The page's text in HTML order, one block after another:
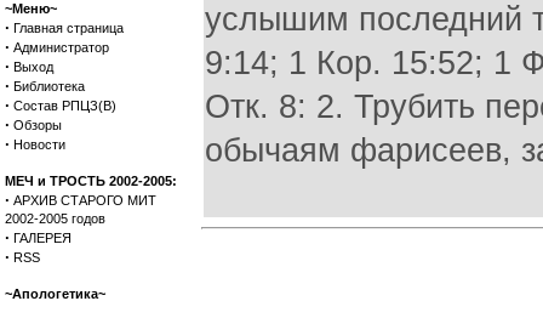
~Меню~
· Главная страница
· Администратор
· Выход
· Библиотека
· Состав РПЦЗ(В)
· Обзоры
· Новости
МЕЧ и ТРОСТЬ 2002-2005:
· АРХИВ СТАРОГО МИТ
2002-2005 годов
· ГАЛЕРЕЯ
· RSS
~Апологетика~
услышим последний
9:14; 1 Кор. 15:52; 1
Отк. 8: 2. Трубить
обычаям фарисеев,